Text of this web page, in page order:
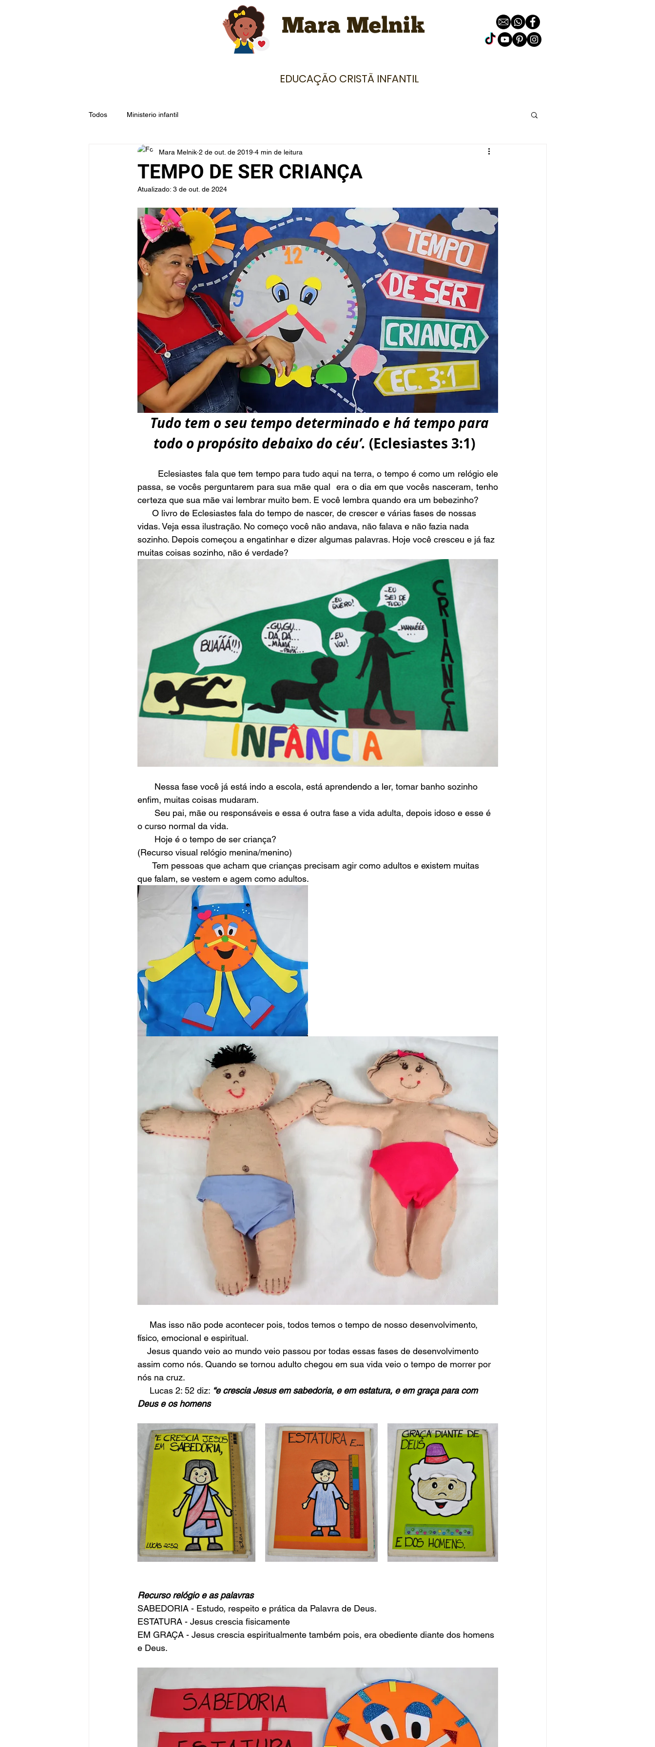
Mara Melnik
EDUCAÇÃO CRISTÃ INFANTIL
Todos Ministerio infantil
TEMPO DE SER CRIANÇA
Mara Melnik 2 de out. de 2019 4 min de leitura
Atualizado: 3 de out. de 2024
Tudo tem o seu tempo determinado e há tempo para
todo o propósito debaixo do céu’. (Eclesiastes 3:1)
passa, se vocês perguntarem para sua mãe qual  era o dia em que vocês nasceram, tenho
certeza que sua mãe vai lembrar muito bem. E você lembra quando era um bebezinho?
vidas. Veja essa ilustração. No começo você não andava, não falava e não fazia nada
sozinho. Depois começou a engatinhar e dizer algumas palavras. Hoje você cresceu e já faz
muitas coisas sozinho, não é verdade?
enfim, muitas coisas mudaram.
o curso normal da vida.
       Hoje é o tempo de ser criança?
(Recurso visual relógio menina/menino)
que falam, se vestem e agem como adultos.
físico, emocional e espiritual.
assim como nós. Quando se tornou adulto chegou em sua vida veio o tempo de morrer por
nós na cruz.
     Lucas 2: 52 diz:
“e crescia Jesus em sabedoria, e em estatura, e em graça para com
Deus e os homens
Recurso relógio e as palavras
SABEDORIA - Estudo, respeito e prática da Palavra de Deus.
ESTATURA - Jesus crescia fisicamente
EM GRAÇA - Jesus crescia espiritualmente também pois, era obediente diante dos homens
e Deus.